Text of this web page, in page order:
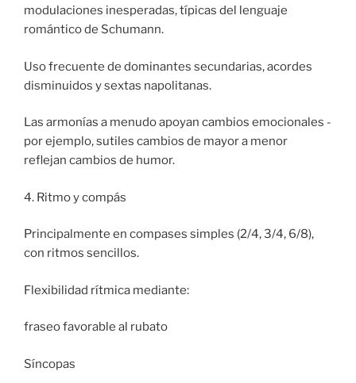
modulaciones inesperadas, típicas del lenguaje
romántico de Schumann.
Uso frecuente de dominantes secundarias, acordes
disminuidos y sextas napolitanas.
Las armonías a menudo apoyan cambios emocionales -
por ejemplo, sutiles cambios de mayor a menor
reflejan cambios de humor.
4. Ritmo y compás
Principalmente en compases simples (2/4, 3/4, 6/8),
con ritmos sencillos.
Flexibilidad rítmica mediante:
fraseo favorable al rubato
Síncopas